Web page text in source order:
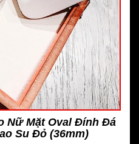
Nữ Mặt Oval Đính Đá
Su Đỏ (36mm)